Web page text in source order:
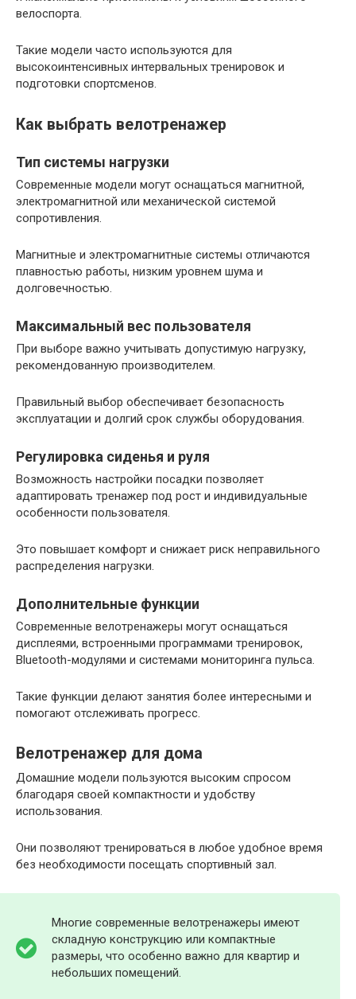
велоспорта.
Такие модели часто используются для
высокоинтенсивных интервальных тренировок и
подготовки спортсменов.
Как выбрать велотренажер
Тип системы нагрузки
Современные модели могут оснащаться магнитной,
электромагнитной или механической системой
сопротивления.
Магнитные и электромагнитные системы отличаются
плавностью работы, низким уровнем шума и
долговечностью.
Максимальный вес пользователя
При выборе важно учитывать допустимую нагрузку,
рекомендованную производителем.
Правильный выбор обеспечивает безопасность
эксплуатации и долгий срок службы оборудования.
Регулировка сиденья и руля
Возможность настройки посадки позволяет
адаптировать тренажер под рост и индивидуальные
особенности пользователя.
Это повышает комфорт и снижает риск неправильного
распределения нагрузки.
Дополнительные функции
Современные велотренажеры могут оснащаться
дисплеями, встроенными программами тренировок,
Bluetooth-модулями и системами мониторинга пульса.
Такие функции делают занятия более интересными и
помогают отслеживать прогресс.
Велотренажер для дома
Домашние модели пользуются высоким спросом
благодаря своей компактности и удобству
использования.
Они позволяют тренироваться в любое удобное время
без необходимости посещать спортивный зал.
Многие современные велотренажеры имеют
складную конструкцию или компактные
размеры, что особенно важно для квартир и
небольших помещений.